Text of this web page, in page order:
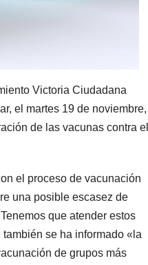
Victoria Ciudadana
el martes 19 de noviembre,
de las vacunas contra el
el proceso de vacunación
una posible escasez de
que atender estos
se ha informado «la
de grupos más